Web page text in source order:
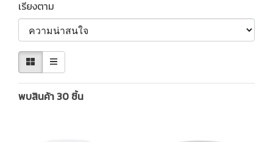
เรียงตาม
พบสินค้า 30 ชิ้น